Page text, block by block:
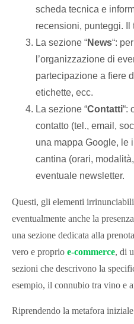
scheda tecnica e
recensioni, punteggi. Il
La sezione “News“:
l’organizzazione di
partecipazione a fiere
etichette, ecc.
La sezione “Contatti“:
contatto (tel., email,
una mappa Google, le
cantina (orari,
eventuale newsletter.
Questi, gli elementi
eventualmente anche la
una sezione dedicata alla
vero e proprio e-commerce, di
sezioni che descrivono la
esempio, il connubio tra vino e
Riprendendo la metafora